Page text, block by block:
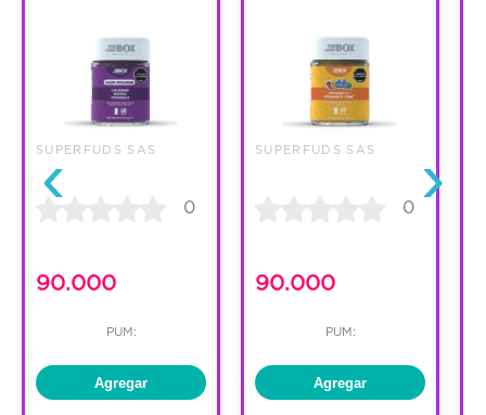
‹
SUPERFUDS SAS
0
90.000
PUM:
Agregar
SUPERFUDS SAS
0
90.000
PUM:
Agregar
›